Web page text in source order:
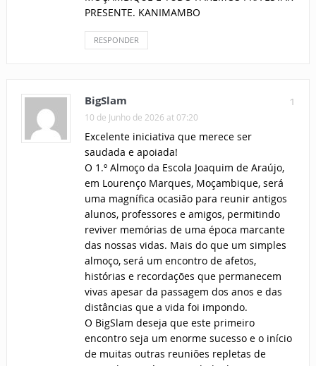
PRESENTE. KANIMAMBO
RESPONDER
1
BigSlam
10 de Junho de 2026 at 07:20
Excelente iniciativa que merece ser
saudada e apoiada!
O 1.º Almoço da Escola Joaquim de Araújo,
em Lourenço Marques, Moçambique, será
uma magnífica ocasião para reunir antigos
alunos, professores e amigos, permitindo
reviver memórias de uma época marcante
das nossas vidas. Mais do que um simples
almoço, será um encontro de afetos,
histórias e recordações que permanecem
vivas apesar da passagem dos anos e das
distâncias que a vida foi impondo.
O BigSlam deseja que este primeiro
encontro seja um enorme sucesso e o início
de muitas outras reuniões repletas de